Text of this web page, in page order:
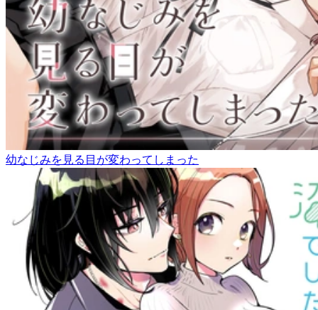
幼なじみを見る目が変わってしまった